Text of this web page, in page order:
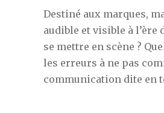
Destiné aux marques,
audible et visible à l’ère
se mettre en scène ?
les erreurs à ne pas
communication dite en